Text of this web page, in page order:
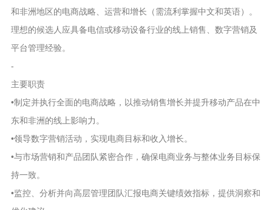
和非洲地区的电商战略、运营和增长（需流利掌握中文和英语）。
理想的候选人应具备电信或移动设备行业的线上销售、数字营销及
平台管理经验。
-
主要职责
•制定并执行全面的电商战略，以推动销售增长并提升移动产品在中
东和非洲的线上影响力。
•领导数字营销活动，实现电商目标和收入增长。
•与市场营销和产品团队紧密合作，确保电商业务与整体业务目标保
持一致。
•监控、分析并向高层管理团队汇报电商关键绩效指标，提供洞察和